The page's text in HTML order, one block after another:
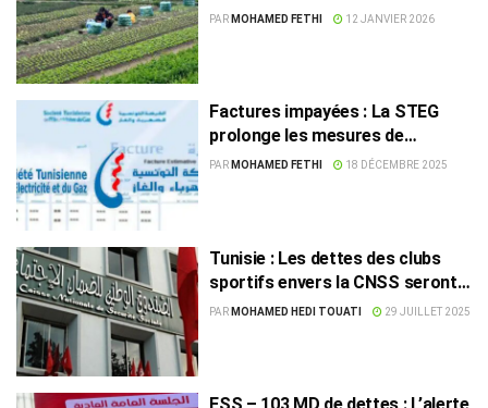
privées incluses
PAR MOHAMED FETHI 12 JANVIER 2026
Factures impayées : La STEG
prolonge les mesures de
rééchelonnement au profit des
PAR MOHAMED FETHI 18 DÉCEMBRE 2025
Tunisie : Les dettes des clubs
sportifs envers la CNSS seront
rééchelonnées sur cinq ans
PAR MOHAMED HEDI TOUATI 29 JUILLET 2025